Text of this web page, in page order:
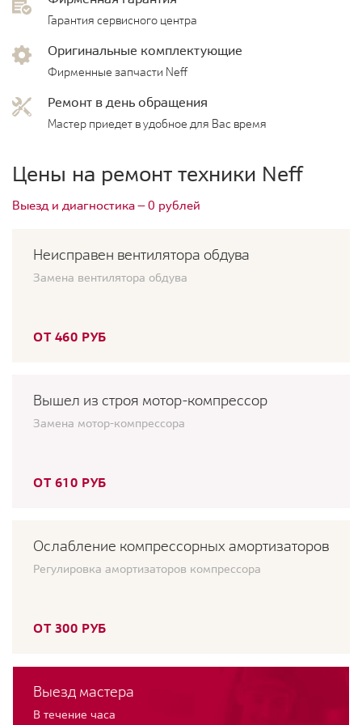
Гарантия сервисного центра
Оригинальные комплектующие
Фирменные запчасти Neff
Ремонт в день обращения
Мастер приедет в удобное для Вас время
Цены на ремонт техники Neff
Выезд и диагностика — 0 рублей
Неисправен вентилятора обдува
Замена вентилятора обдува
ОТ 460 РУБ
Вышел из строя мотор-компрессор
Замена мотор-компрессора
ОТ 610 РУБ
Ослабление компрессорных амортизаторов
Регулировка амортизаторов компрессора
ОТ 300 РУБ
Выезд мастера
В течение часа